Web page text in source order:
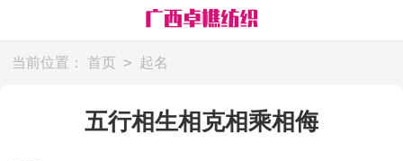
当前位置： 首页 > 起名
五行相生相克相乘相侮